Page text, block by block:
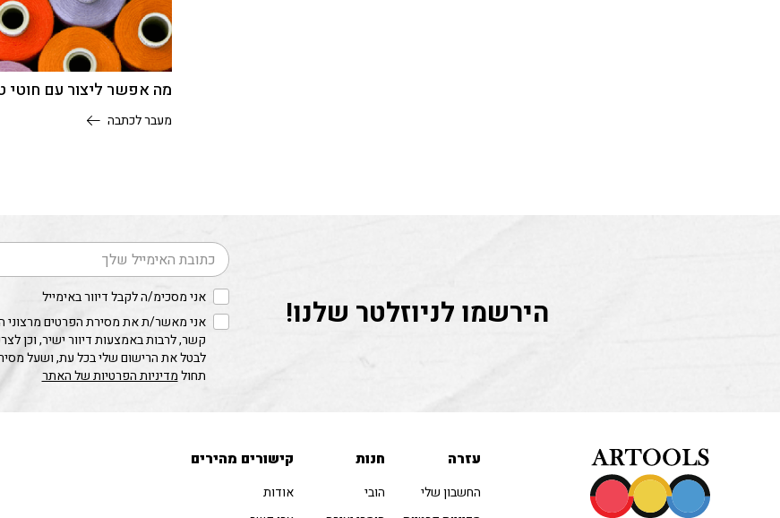
מה אפשר ליצור עם חוטי
מעבר לכתבה
הירשמו לניוזלטר שלנו!
דוא׳׳ל
אני מסכימ/ה לקבל דיוור באימייל
אני מאשר/ת את מסירת הפרטים מרצוני
קשר, לרבות באמצעות דיוור ישיר, וכן
לבטל את הרישום שלי בכל עת, ושעל
תחולמדיניות הפרטיות של האתר
עזרה
החשבון שלי
חנות
הובי
קישורים מהירים
אודות